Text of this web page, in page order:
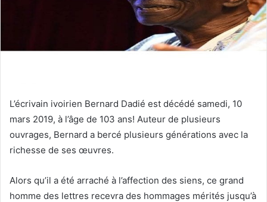
L’écrivain ivoirien Bernard Dadié est décédé samedi, 10
mars 2019, à l’âge de 103 ans! Auteur de plusieurs
ouvrages, Bernard a bercé plusieurs générations avec la
richesse de ses œuvres.
Alors qu’il a été arraché à l’affection des siens, ce grand
homme des lettres recevra des hommages mérités jusqu’à